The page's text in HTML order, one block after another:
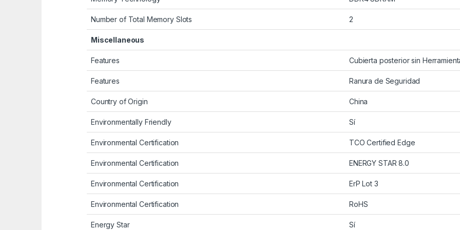
Number of Total Memory Slots 2
Miscellaneous
Features Cubierta posterior sin
Features Ranura de Seguridad
Country of Origin China
Environmentally Friendly Sí
Environmental Certification TCO Certified Edge
Environmental Certification ENERGY STAR 8.0
Environmental Certification ErP Lot 3
Environmental Certification RoHS
Energy Star Sí